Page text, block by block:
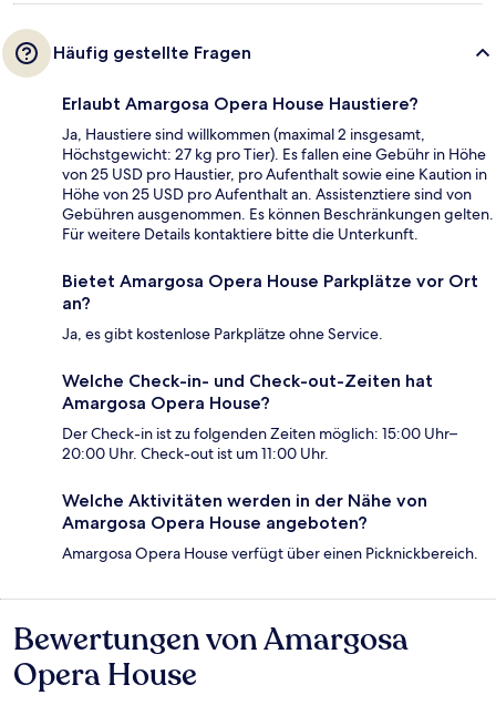
Häufig gestellte Fragen
Erlaubt Amargosa Opera House Haustiere?
Ja, Haustiere sind willkommen (maximal 2 insgesamt,
Höchstgewicht: 27 kg pro Tier). Es fallen eine Gebühr in Höhe
von 25 USD pro Haustier, pro Aufenthalt sowie eine Kaution in
Höhe von 25 USD pro Aufenthalt an. Assistenztiere sind von
Gebühren ausgenommen. Es können Beschränkungen gelten.
Für weitere Details kontaktiere bitte die Unterkunft.
Bietet Amargosa Opera House Parkplätze vor Ort
an?
Ja, es gibt kostenlose Parkplätze ohne Service.
Welche Check-in- und Check-out-Zeiten hat
Amargosa Opera House?
Der Check-in ist zu folgenden Zeiten möglich: 15:00 Uhr–
20:00 Uhr. Check-out ist um 11:00 Uhr.
Welche Aktivitäten werden in der Nähe von
Amargosa Opera House angeboten?
Amargosa Opera House verfügt über einen Picknickbereich.
Bewertungen
Bewertungen von Amargosa
Opera House